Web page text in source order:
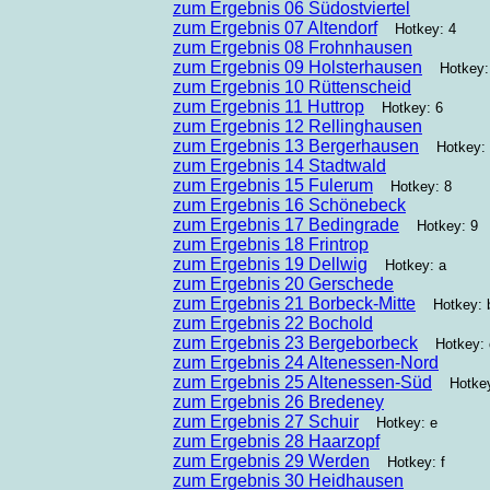
zum Ergebnis 06 Südostviertel
zum Ergebnis 07 Altendorf
Hotkey: 4
zum Ergebnis 08 Frohnhausen
zum Ergebnis 09 Holsterhausen
zum Ergebnis 10 Rüttenscheid
zum Ergebnis 11 Huttrop
Hotkey: 6
zum Ergebnis 12 Rellinghausen
zum Ergebnis 13 Bergerhausen
Hotkey:
zum Ergebnis 14 Stadtwald
zum Ergebnis 15 Fulerum
Hotkey: 8
zum Ergebnis 16 Schönebeck
zum Ergebnis 17 Bedingrade
Hotkey: 9
zum Ergebnis 18 Frintrop
zum Ergebnis 19 Dellwig
Hotkey: a
zum Ergebnis 20 Gerschede
zum Ergebnis 21 Borbeck-Mitte
Hotkey:
zum Ergebnis 22 Bochold
zum Ergebnis 23 Bergeborbeck
Hotkey:
zum Ergebnis 24 Altenessen-Nord
zum Ergebnis 25 Altenessen-Süd
zum Ergebnis 26 Bredeney
zum Ergebnis 27 Schuir
Hotkey: e
zum Ergebnis 28 Haarzopf
zum Ergebnis 29 Werden
Hotkey: f
zum Ergebnis 30 Heidhausen